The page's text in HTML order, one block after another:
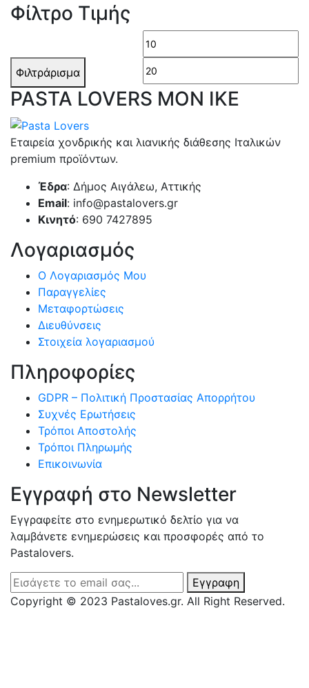
Φίλτρο Τιμής
Ελάχιστη
Φιλτράρισμα
PASTA LOVERS ΜΟΝ ΙΚΕ
Εταιρεία χονδρικής και λιανικής διάθεσης Ιταλικών
premium προϊόντων.
Έδρα: Δήμος Αιγάλεω, Αττικής
Email: info@pastalovers.gr
Κινητό: 690 7427895
Λογαριασμός
Ο Λογαριασμός Μου
Παραγγελίες
Μεταφορτώσεις
Διευθύνσεις
Στοιχεία λογαριασμού
Πληροφορίες
GDPR – Πολιτική Προστασίας Απορρήτου
Συχνές Eρωτήσεις
Τρόποι Αποστολής
Τρόποι Πληρωμής
Επικοινωνία
Εγγραφή στο Newsletter
Εγγραφείτε στο ενημερωτικό δελτίο για να
λαμβάνετε ενημερώσεις και προσφορές από το
Pastalovers.
Εγγραφη
Copyright © 2023 Pastaloves.gr. All Right Reserved.